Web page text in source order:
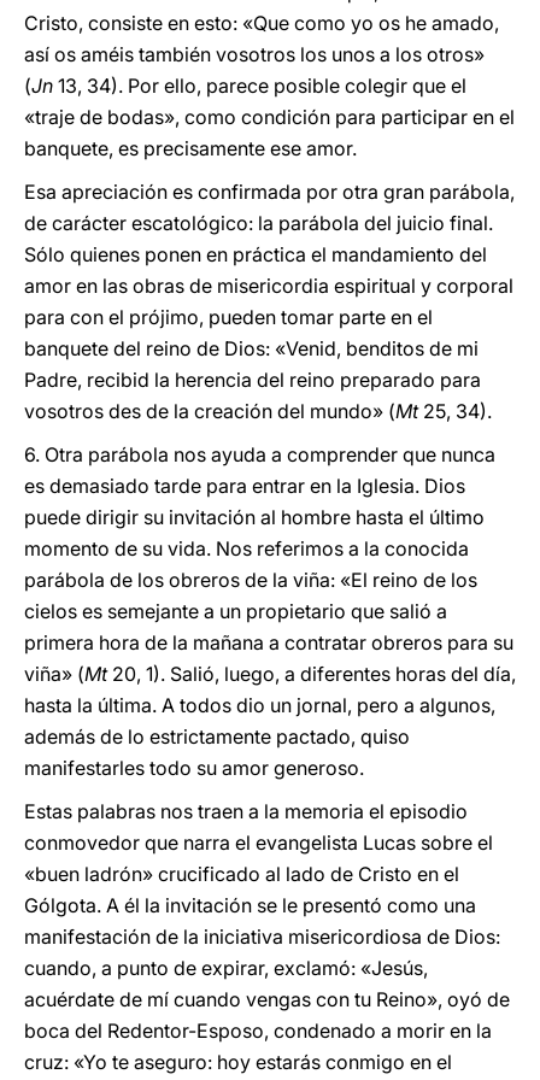
Cristo, consiste en esto: «Que como yo os he amado,
así os améis también vosotros los unos a los otros»
(Jn 13, 34). Por ello, parece posible colegir que el
«traje de bodas», como condición para participar en el
banquete, es precisamente ese amor.
Esa apreciación es confirmada por otra gran parábola,
de carácter escatológico: la parábola del juicio final.
Sólo quienes ponen en práctica el mandamiento del
amor en las obras de misericordia espiritual y corporal
para con el prójimo, pueden tomar parte en el
banquete del reino de Dios: «Venid, benditos de mi
Padre, recibid la herencia del reino preparado para
vosotros des de la creación del mundo» (Mt 25, 34).
6. Otra parábola nos ayuda a comprender que nunca
es demasiado tarde para entrar en la Iglesia. Dios
puede dirigir su invitación al hombre hasta el último
momento de su vida. Nos referimos a la conocida
parábola de los obreros de la viña: «El reino de los
cielos es semejante a un propietario que salió a
primera hora de la mañana a contratar obreros para su
viña» (Mt20, 1). Salió, luego, a diferentes horas del día,
hasta la última. A todos dio un jornal, pero a algunos,
además de lo estrictamente pactado, quiso
manifestarles todo su amor generoso.
Estas palabras nos traen a la memoria el episodio
conmovedor que narra el evangelista Lucas sobre el
«buen ladrón» crucificado al lado de Cristo en el
Gólgota. A él la invitación se le presentó como una
manifestación de la iniciativa misericordiosa de Dios:
cuando, a punto de expirar, exclamó: «Jesús,
acuérdate de mí cuando vengas con tu Reino», oyó de
boca del Redentor-Esposo, condenado a morir en la
cruz: «Yo te aseguro: hoy estarás conmigo en el